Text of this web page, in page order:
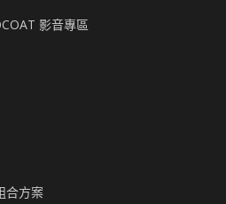
影音專區
合方案